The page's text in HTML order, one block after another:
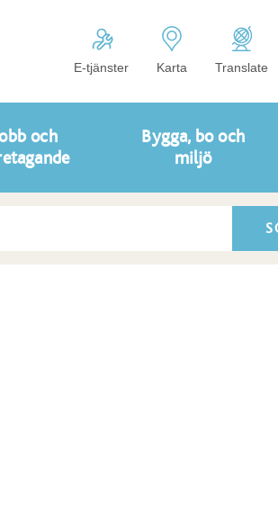
E-tjänster Karta Translate
och
Bygga, bo och
miljö